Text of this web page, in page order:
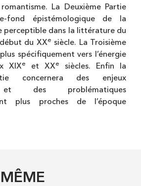
La Deuxième Partie
fond épistémologique de la
perceptible dans la littérature du
du XXe siècle. La Troisième
spécifiquement vers l’énergie
XIXe et XXe
siècles. Enfin la
concernera des enjeux
et des problématiques
plus proches de l’époque